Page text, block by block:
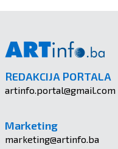
REDAKCIJA PORTALA
artinfo.portal@gmail.com
Marketing
marketing@artinfo.ba